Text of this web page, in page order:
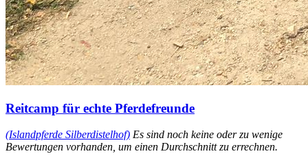
Reitcamp für echte Pferdefreunde
(Islandpferde Silberdistelhof) Es sind noch keine oder zu wenige
Bewertungen vorhanden, um einen Durchschnitt zu errechnen.